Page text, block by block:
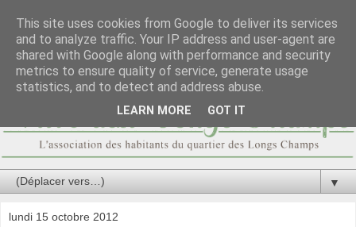
▼
lundi 15 octobre 2012
This site uses cookies from Google to deliver its services
and to analyze traffic. Your IP address and user-agent are
shared with Google along with performance and security
metrics to ensure quality of service, generate usage
statistics, and to detect and address abuse.
LEARN MORE GOT IT